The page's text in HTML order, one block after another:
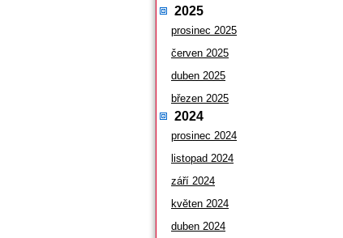
2025
prosinec 2025
červen 2025
duben 2025
březen 2025
2024
prosinec 2024
listopad 2024
září 2024
květen 2024
duben 2024